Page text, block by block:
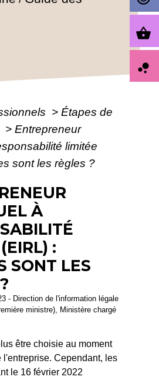
> Étapes de
> Entrepreneur
limitée
sont les règles ?
À
:
SONT LES
- Direction de l'information légale
ministre), Ministère chargé
être choisie au moment
l'entreprise. Cependant, les
le 16 février 2022
shopping_basket
bubble_chart